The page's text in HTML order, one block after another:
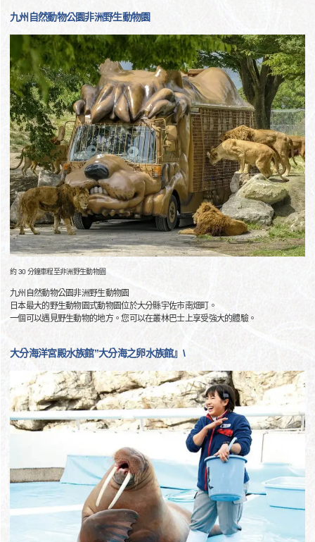
九州自然動物公園非洲野生動物園
約 30 分鐘車程至非洲野生動物園
九州自然動物公園非洲野生動物園
日本最大的野生動物園式動物園位於大分縣宇佐市南畑町。
一個可以遇見野生動物的地方。您可以在叢林巴士上享受強大的體驗。
大分海洋宮殿水族館”大分海之卵水族館』\